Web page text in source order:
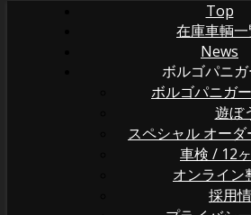
Top
在庫車輌一
News
ボルゴパニガ
ボルゴパニガ
遊ぼ
スペシャル オーダ
車検 / 12
オンライン
採用